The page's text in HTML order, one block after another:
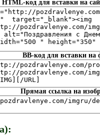
HTML-код для вставки на
BB-код для вставки на
Прямая ссылка на